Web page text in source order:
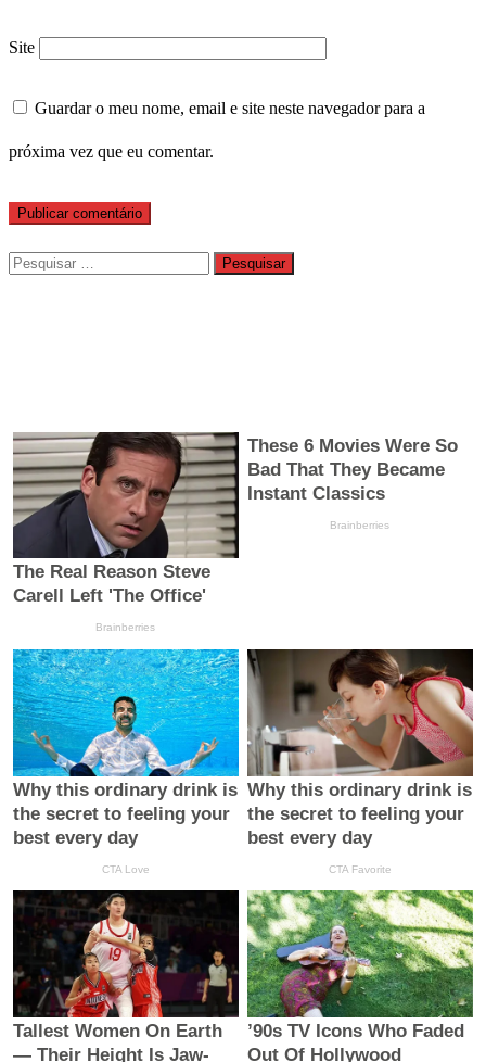
Site
Guardar o meu nome, email e site neste navegador para a
próxima vez que eu comentar.
Pesquisar
por: